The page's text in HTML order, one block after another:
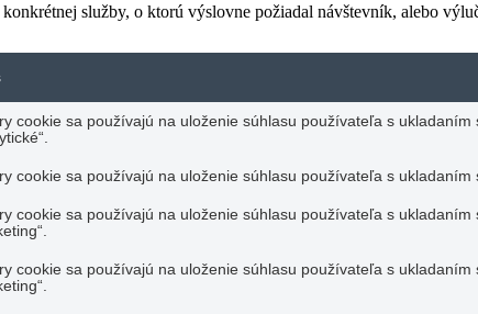
služby, o ktorú výslovne požiadal návštevník, alebo
cookie sa používajú na uloženie súhlasu používateľa s ukladaním
cookie sa používajú na uloženie súhlasu používateľa s ukladaním
cookie sa používajú na uloženie súhlasu používateľa s ukladaním
cookie sa používajú na uloženie súhlasu používateľa s ukladaním